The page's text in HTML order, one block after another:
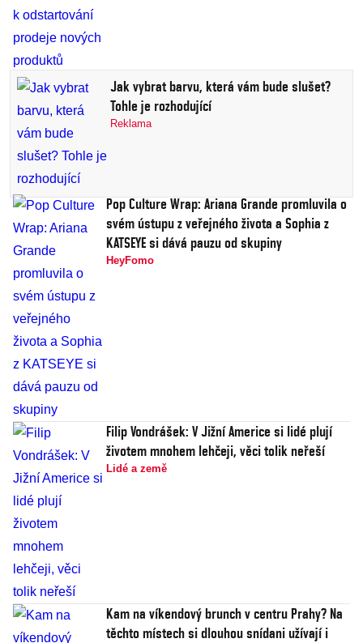
Jak vybrat barvu, která vám bude slušet?
Tohle je rozhodující
Reklama
Pop Culture Wrap: Ariana Grande promluvila o
svém ústupu z veřejného života a Sophia z
KATSEYE si dává pauzu od skupiny
HeyFomo
Filip Vondrášek: V Jižní Americe si lidé plují
životem mnohem lehčeji, věci tolik neřeší
Lidé a země
Kam na víkendový brunch v centru Prahy? Na
těchto místech si dlouhou snídani užívají i